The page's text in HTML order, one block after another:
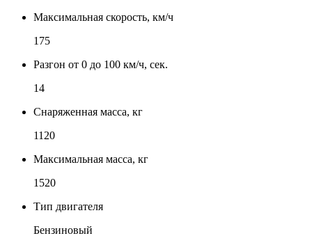
Максимальная скорость, км/ч
175
Разгон от 0 до 100 км/ч, сек.
14
Снаряженная масса, кг
1120
Максимальная масса, кг
1520
Тип двигателя
Бензиновый